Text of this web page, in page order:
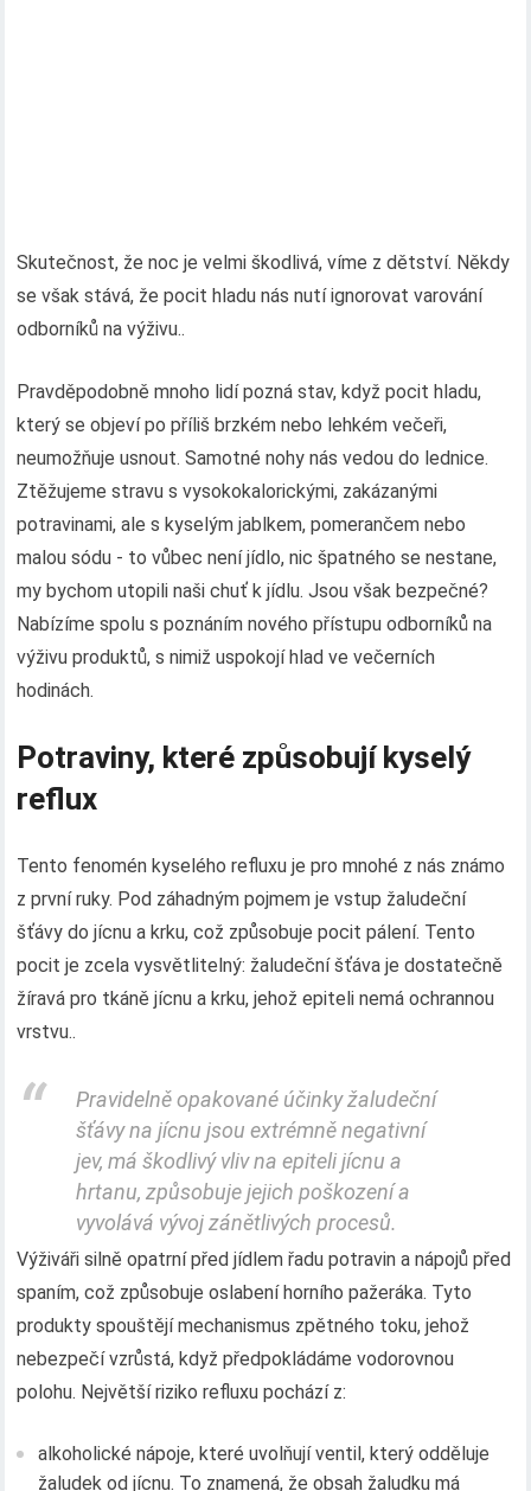
Skutečnost, že noc je velmi škodlivá, víme z dětství. Někdy
se však stává, že pocit hladu nás nutí ignorovat varování
odborníků na výživu..
Pravděpodobně mnoho lidí pozná stav, když pocit hladu,
který se objeví po příliš brzkém nebo lehkém večeři,
neumožňuje usnout. Samotné nohy nás vedou do lednice.
Ztěžujeme stravu s vysokokalorickými, zakázanými
potravinami, ale s kyselým jablkem, pomerančem nebo
malou sódu - to vůbec není jídlo, nic špatného se nestane,
my bychom utopili naši chuť k jídlu. Jsou však bezpečné?
Nabízíme spolu s poznáním nového přístupu odborníků na
výživu produktů, s nimiž uspokojí hlad ve večerních
hodinách.
Potraviny, které způsobují kyselý
reflux
Tento fenomén kyselého refluxu je pro mnohé z nás známo
z první ruky. Pod záhadným pojmem je vstup žaludeční
šťávy do jícnu a krku, což způsobuje pocit pálení. Tento
pocit je zcela vysvětlitelný: žaludeční šťáva je dostatečně
žíravá pro tkáně jícnu a krku, jehož epiteli nemá ochrannou
vrstvu..
Pravidelně opakované účinky žaludeční
šťávy na jícnu jsou extrémně negativní
jev, má škodlivý vliv na epiteli jícnu a
hrtanu, způsobuje jejich poškození a
vyvolává vývoj zánětlivých procesů.
Výživáři silně opatrní před jídlem řadu potravin a nápojů před
spaním, což způsobuje oslabení horního pažeráka. Tyto
produkty spouštějí mechanismus zpětného toku, jehož
nebezpečí vzrůstá, když předpokládáme vodorovnou
polohu. Největší riziko refluxu pochází z:
alkoholické nápoje, které uvolňují ventil, který odděluje
žaludek od jícnu. To znamená, že obsah žaludku má